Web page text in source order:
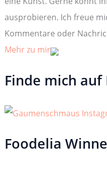
ausprobieren. Ich freue
Kommentare oder
Mehr zu mir
Finde mich
Foodelia